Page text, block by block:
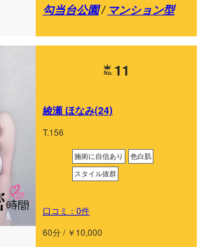
勾当台公園/ マンション型
11
綾瀬 ほなみ(24)
T.156
施術に自信あり
色白肌
スタイル抜群
口コミ：0件
60分 / ￥10,000